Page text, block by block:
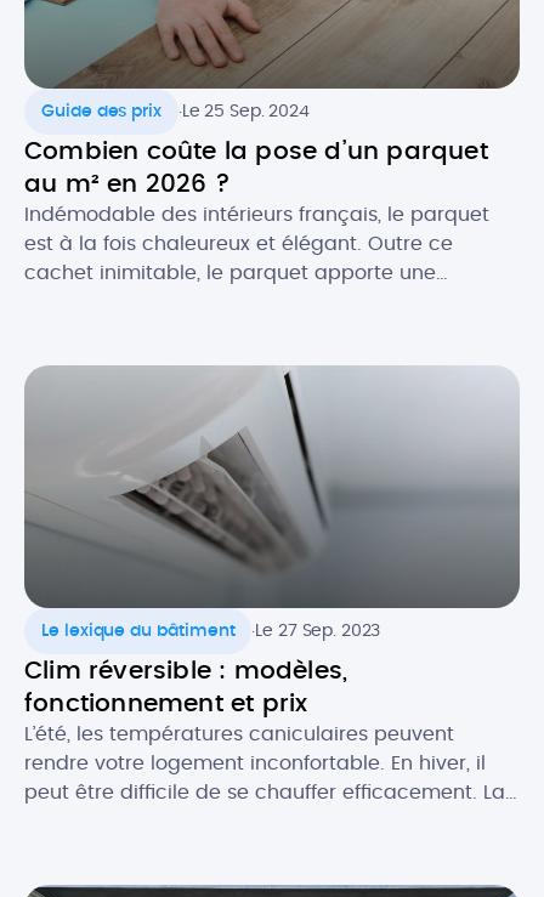
Guide des prix Le 25 Sep. 2024
Combien coûte la pose d’un parquet
au m² en 2026 ?
Indémodable des intérieurs français, le parquet
est à la fois chaleureux et élégant. Outre ce
cachet inimitable, le parquet apporte une
s’adapte à tous les goûts et tous les budgets. Quel
est le prix de pose au […]
Le lexique du bâtiment Le 27 Sep. 2023
Clim réversible : modèles,
fonctionnement et prix
L’été, les températures caniculaires peuvent
rendre votre logement inconfortable. En hiver, il
peut être difficile de se chauffer efficacement. La